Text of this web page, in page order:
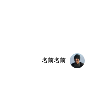
名前名前